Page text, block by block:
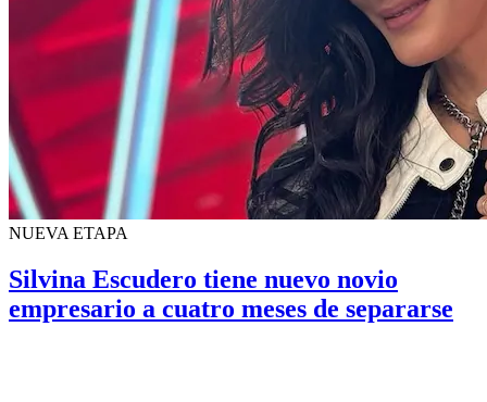
NUEVA ETAPA
Silvina Escudero tiene nuevo novio
empresario a cuatro meses de separarse